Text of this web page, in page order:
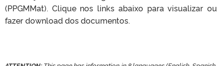
(PPGMMat). Clique nos links abaixo para visualizar ou
fazer download dos documentos.